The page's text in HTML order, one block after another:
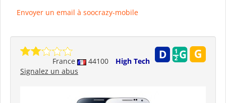
Envoyer un email à soocrazy-mobile
France 44100
High Tech
Signalez un abus